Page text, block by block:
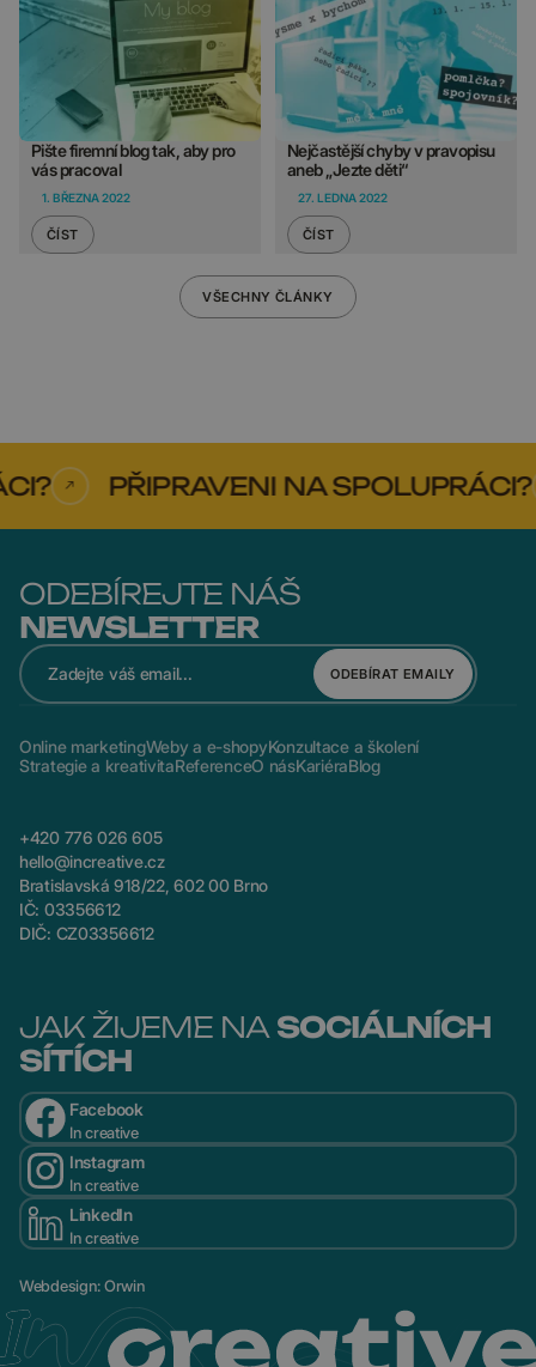
Pište firemní blog tak, aby pro
vás pracoval
1. BŘEZNA 2022
ČÍST
Nejčastější chyby v pravopisu
aneb „Jezte děti“
27. LEDNA 2022
ČÍST
VŠECHNY ČLÁNKY
PŘIPRAVENI NA SPOLUPRÁCI?
ODEBÍREJTE NÁŠ
NEWSLETTER
ODEBÍRAT EMAILY
Online marketingWeby a e-shopyKonzultace a školení
Strategie a kreativitaReferenceO násKariéraBlog
+420 776 026 605
hello@increative.cz
Bratislavská 918/22, 602 00 Brno
IČ: 03356612
DIČ: CZ03356612
JAK ŽIJEME NA SOCIÁLNÍCH
SÍTÍCH
Facebook
In creative
Instagram
In creative
LinkedIn
In creative
Webdesign:Orwin